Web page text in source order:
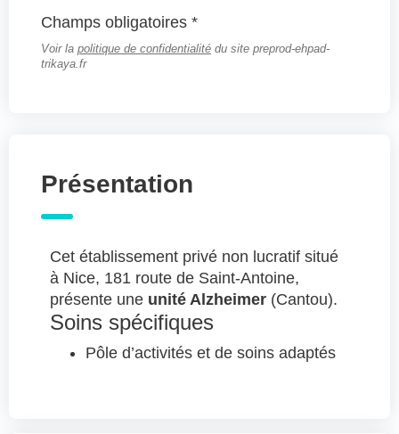
Champs obligatoires *
Voir la politique de confidentialité du site preprod-ehpad-
trikaya.fr
Présentation
Cet établissement privé non lucratif situé
à Nice, 181 route de Saint-Antoine,
présente une unité Alzheimer (Cantou).
Soins spécifiques
Pôle d’activités et de soins adaptés